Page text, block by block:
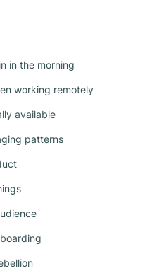
in the morning
working remotely
available
patterns